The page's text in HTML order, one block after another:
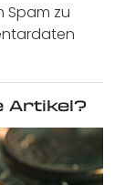
Spam zu
Artikel?